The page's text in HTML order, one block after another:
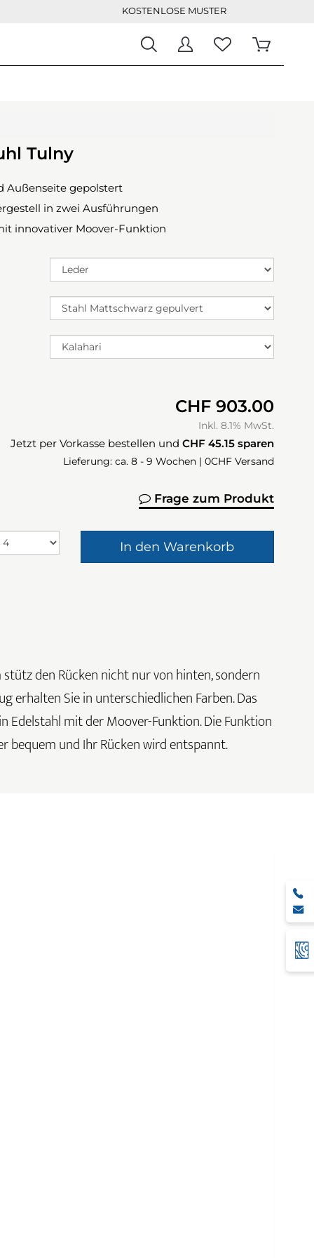
KOSTENLOSE MUSTER
Tulny
Außenseite gepolstert
in zwei Ausführungen
innovativer Moover-Funktion
CHF 903.00
Inkl. 8.1% MwSt.
Jetzt per Vorkasse bestellen und CHF 45.15 sparen
Lieferung: ca. 8 - 9 Wochen | 0CHF Versand
Frage zum Produkt
In den Warenkorb
den Rücken nicht nur von hinten, sondern
erhalten Sie in unterschiedlichen Farben. Das
Edelstahl mit der Moover-Funktion. Die Funktion
bequem und Ihr Rücken wird entspannt.